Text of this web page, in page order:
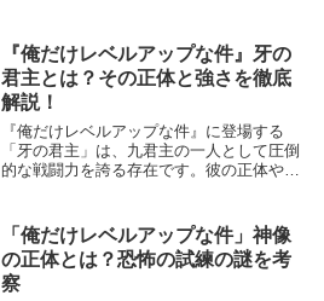
『俺だけレベルアップな件』牙の
君主とは？その正体と強さを徹底
解説！
『俺だけレベルアップな件』に登場する
「牙の君主」は、九君主の一人として圧倒
的な戦闘力を誇る存在です。彼の正体や能
了しました。本記事では、牙の君主の正体
や強さ、作中で...
「俺だけレベルアップな件」神像
の正体とは？恐怖の試練の謎を考
察